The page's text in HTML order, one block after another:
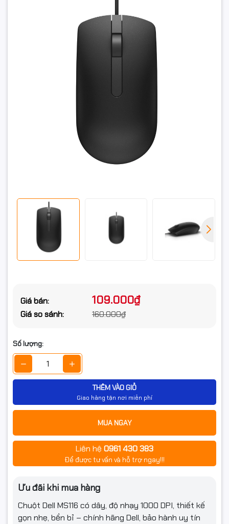
Giá bán: 109.000₫
Giá so sánh: 160.000₫
Số lượng:
THÊM VÀO GIỎ
Giao hàng tận nơi miễn phí
MUA NGAY
Liên hệ 0961 430 383
Để được tư vấn và hỗ trợ ngay!!!
Ưu đãi khi mua hàng
Chuột Dell MS116 có dây, độ nhạy 1000 DPI, thiết kế
gọn nhẹ, bền bỉ – chính hãng Dell, bảo hành uy tín
Chuột có dây Dell MS116 Màu đen
398.000₫
Đặt trước sản phẩm để nhận thêm nhiều ưu đãi bạn